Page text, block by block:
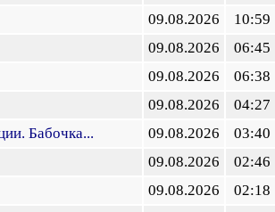
09.08.2026 10:59
09.08.2026 06:45
09.08.2026 06:38
09.08.2026 04:27
Бабочка... 09.08.2026 03:40
09.08.2026 02:46
09.08.2026 02:18